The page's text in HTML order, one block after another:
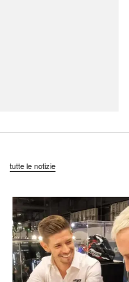
tutte le notizie